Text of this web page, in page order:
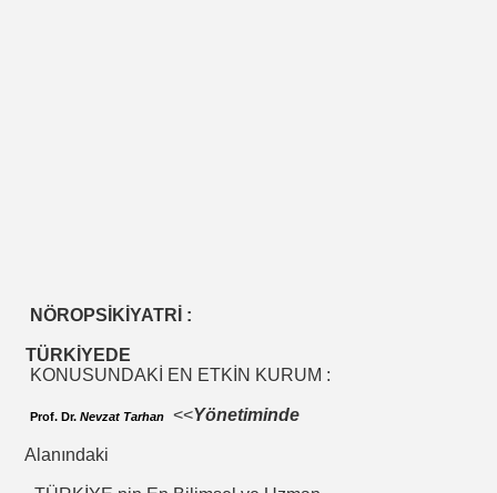
NÖROPSİKİYATRİ :
TÜRKİYEDE
KONUSUNDAKİ EN ETKİN KURUM :
Prof. Dr. Nevzat Tarhan <<Yönetiminde
Alanındaki
REZERV SİSTEMİ-Prof.M.GÜNDOĞAN.